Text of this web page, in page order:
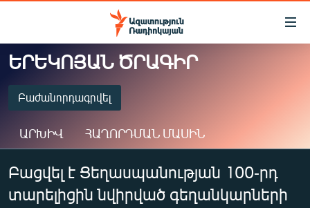
Մատչելիության
Անցնել
հիմնական
բովանդակությանը
Անցնել
մենյուին
Որոնում
ԱԶԱՏՈՒԹՅՈՒՆ TV
ՀԱՅԱՍՏԱՆ
ԸՆՏՐՈՒԹՅՈՒՆՆԵՐ 2026
ԻՐԱՎՈՒՆՔ
ՀԱՍԱՐԱԿՈՒԹՅՈՒՆ
ԵՐԵԿՈՅԱՆ ԾՐԱԳԻՐ
Բաժանորդագրվել
Spotify
ԱՐԽԻՎ ՀԱՂՈՐԴՄԱՆ ՄԱՍԻՆ
Բացվել է Ցեղասպանության 100-րդ
տարելիցին նվիրված գեղանկարների